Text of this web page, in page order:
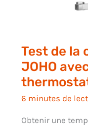
Test de la
JOHO
6 minutes de
Obtenir une